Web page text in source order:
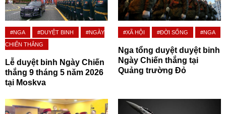
#NGA #DUYỆT BINH
#NGÀY
CHIẾN THẮNG
Lễ duyệt binh Ngày Chiến
thắng 9 tháng 5 năm 2026
tại Moskva
#XÃ HỘI #ĐỜI SỐNG #NGA
Nga tổng duyệt duyệt binh
Ngày Chiến thắng tại
Quảng trường Đỏ